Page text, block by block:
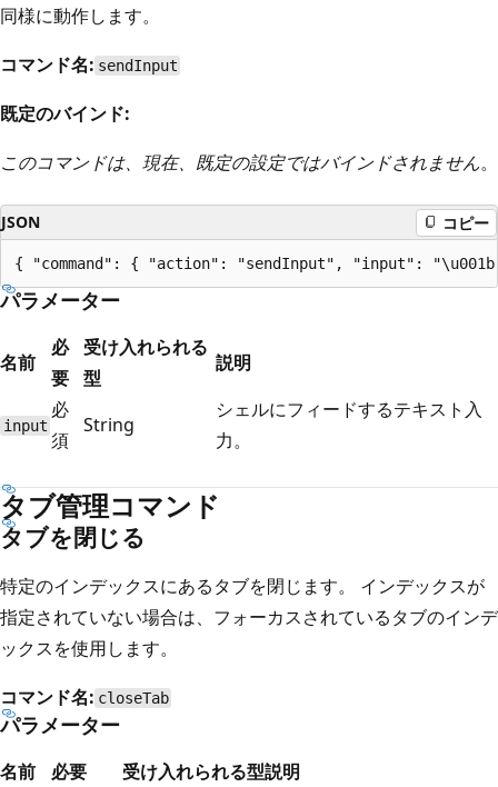
同様に動作します。
コマンド名: sendInput
既定のバインド:
このコマンドは、現在、既定の設定ではバインドされません。
JSON コピー
パラメーター
名前
必
要
受け入れられる
型
説明
input
必
須
String
シェルにフィードするテキスト入
力。
タブ管理コマンド
タブを閉じる
特定のインデックスにあるタブを閉じます。 インデックスが
指定されていない場合は、フォーカスされているタブのインデ
ックスを使用します。
コマンド名: closeTab
パラメーター
名前 必要 受け入れられる型説明